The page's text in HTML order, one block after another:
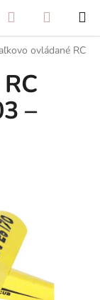
Hľadať
KOŠÍK
ovládané RC
–